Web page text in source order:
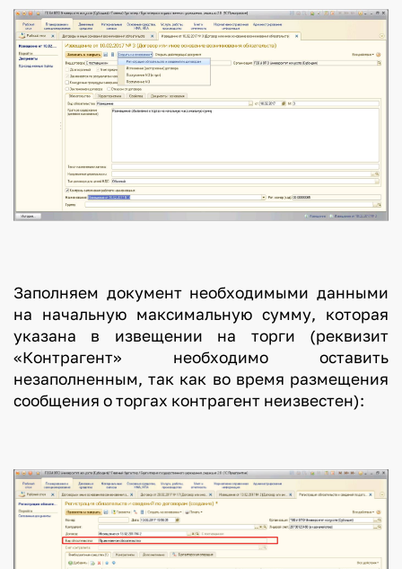
Заполняем документ необходимыми данными
на начальную максимальную сумму, которая
указана в извещении на торги (реквизит
«Контрагент» необходимо оставить
незаполненным, так как во время размещения
сообщения о торгах контрагент неизвестен):